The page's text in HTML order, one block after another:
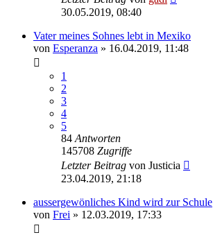
30.05.2019, 08:40
Vater meines Sohnes lebt in Mexiko
von Esperanza » 16.04.2019, 11:48
1
2
3
4
5
84 Antworten
145708 Zugriffe
Letzter Beitrag von Justicia
23.04.2019, 21:18
aussergewönliches Kind wird zur Schule
von Frei » 12.03.2019, 17:33